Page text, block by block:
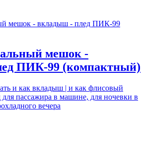
мешок -
ПИК-99 (компактный)
и как вкладыш | и как флисовый
для пассажира в машине, для ночевки в
вечера